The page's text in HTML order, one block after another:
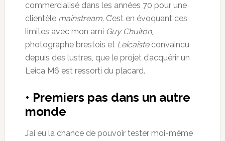
commercialisé dans les années 70 pour une
clientèle mainstream. C’est en évoquant ces
limites avec mon ami Guy Chuiton,
photographe brestois et Leicaïsteconvaincu
depuis des lustres, que le projet d’acquérir un
Leica M6 est ressorti du placard.
• Premiers pas dans un autre
monde
J’ai eu la chance de pouvoir tester moi-même